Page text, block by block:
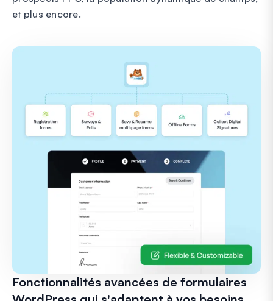
et plus encore.
Fonctionnalités avancées de formulaires